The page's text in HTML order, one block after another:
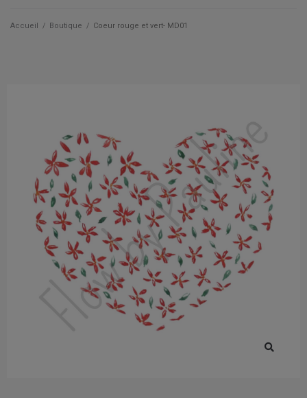
Les accessoires
La papeterie
Accueil / Boutique / Coeur rouge et vert- MD01